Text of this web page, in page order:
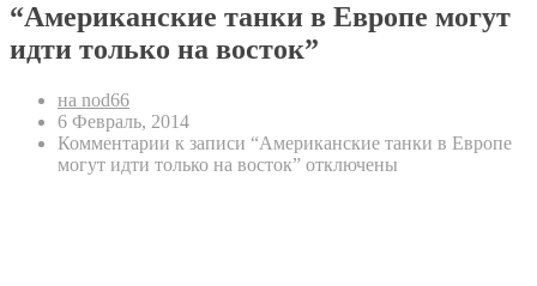
“Американские танки в Европе могут
идти только на восток”
на nod66
6 Февраль, 2014
Комментарии к записи “Американские танки в Европе
могут идти только на восток” отключены